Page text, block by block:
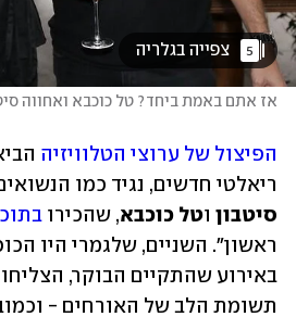
5
אז אתם באמת ביחד? טל כוכבא ואחווה
הפיצול של ערוצי הטלוויזיה
ריאלטי חדשים, נגיד כמו
סיטבון וטל כוכבא, שהכירו